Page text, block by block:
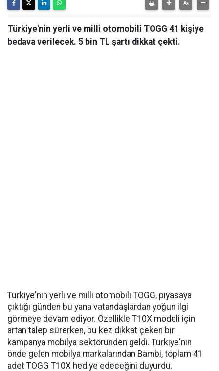
Türkiye'nin yerli ve milli otomobili TOGG 41 kişiye
bedava verilecek. 5 bin TL şartı dikkat çekti.
Türkiye'nin yerli ve milli otomobili TOGG, piyasaya
çıktığı günden bu yana vatandaşlardan yoğun ilgi
görmeye devam ediyor. Özellikle T10X modeli için
artan talep sürerken, bu kez dikkat çeken bir
kampanya mobilya sektöründen geldi. Türkiye'nin
önde gelen mobilya markalarından Bambi, toplam 41
adet TOGG T10X hediye edeceğini duyurdu.